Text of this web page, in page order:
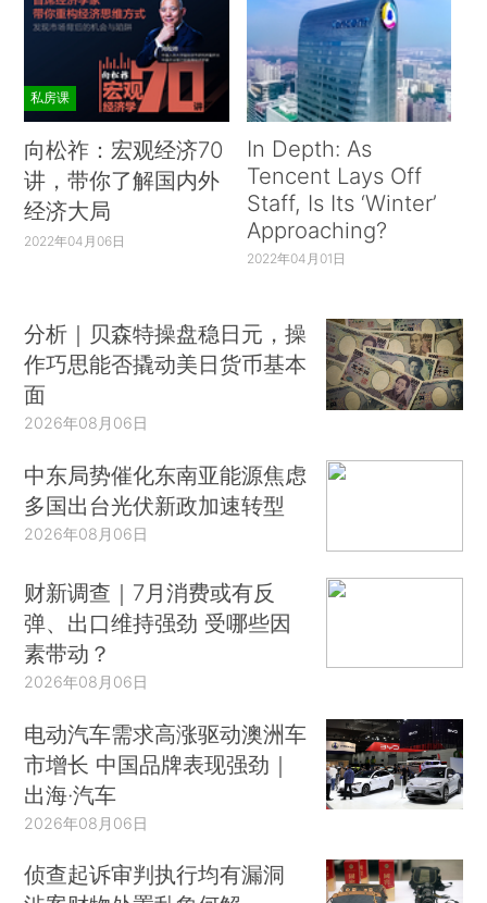
私房课
向松祚：宏观经济70
讲，带你了解国内外
经济大局
2022年04月06日
In Depth: As
Tencent Lays Off
Staff, Is Its ‘Winter’
Approaching?
2022年04月01日
分析｜贝森特操盘稳日元，操
作巧思能否撬动美日货币基本
面
2026年08月06日
中东局势催化东南亚能源焦虑
多国出台光伏新政加速转型
2026年08月06日
财新调查｜7月消费或有反
弹、出口维持强劲 受哪些因
素带动？
2026年08月06日
电动汽车需求高涨驱动澳洲车
市增长 中国品牌表现强劲｜
出海·汽车
2026年08月06日
侦查起诉审判执行均有漏洞